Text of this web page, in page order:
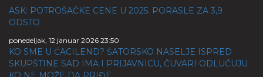
ASK: POTROŠAČKE CENE U 2025. PORASLE ZA 3,9
ODSTO
ponedeljak, 12 januar 2026 23:50
KO SME U ĆACILEND? ŠATORSKO NASELJE ISPRED
SKUPŠTINE SAD IMA I PRIJAVNICU, ČUVARI ODLUČUJU